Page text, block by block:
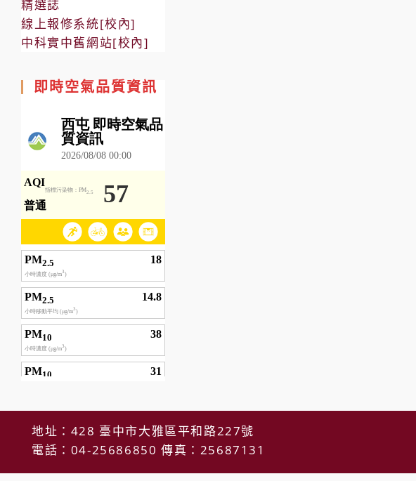
精選誌
線上報修系統[校內]
中科實中舊網站[校內]
即時空氣品質資訊
地址：428 臺中市大雅區平和路227號
電話：04-25686850 傳真：25687131